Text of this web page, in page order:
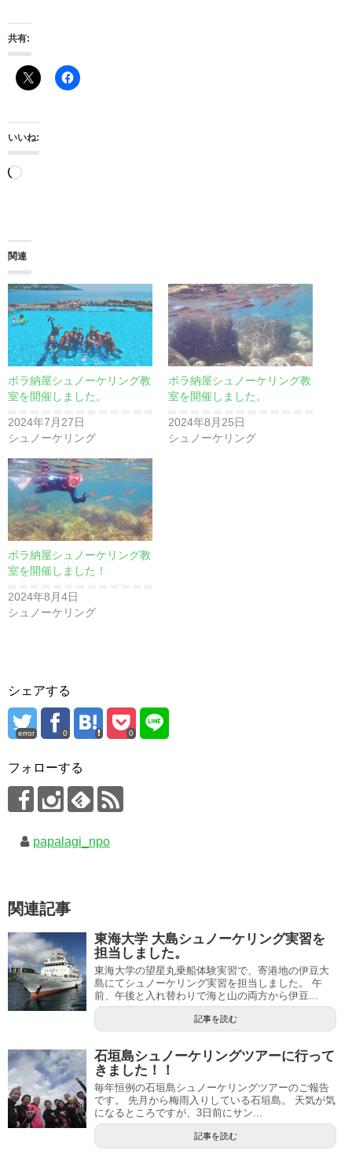
共有:
いいね:
読
み
中…
関連
ボラ納屋シュノーケリング教
室を開催しました。
2024年7月27日
シュノーケリング
ボラ納屋シュノーケリング教
室を開催しました。
2024年8月25日
シュノーケリング
ボラ納屋シュノーケリング教
室を開催しました！
2024年8月4日
シュノーケリング
シェアする
error 0 0
フォローする
papalagi_npo
関連記事
東海大学 大島シュノーケリング実習を
担当しました。
東海大学の望星丸乗船体験実習で、寄港地の伊豆大
島にてシュノーケリング実習を担当しました。 午
前、午後と入れ替わりで海と山の両方から伊豆...
記事を読む
石垣島シュノーケリングツアーに行って
きました！！
毎年恒例の石垣島シュノーケリングツアーのご報告
です。 先月から梅雨入りしている石垣島。 天気が気
になるところですが、3日前にサン...
記事を読む